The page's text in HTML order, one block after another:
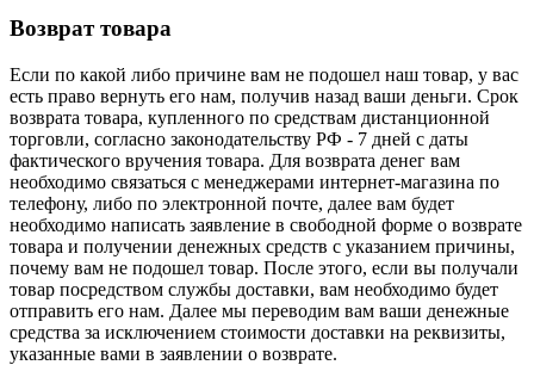
Возврат товара
Если по какой либо причине вам не подошел наш товар, у вас
есть право вернуть его нам, получив назад ваши деньги. Срок
возврата товара, купленного по средствам дистанционной
торговли, согласно законодательству РФ - 7 дней с даты
фактического вручения товара. Для возврата денег вам
необходимо связаться с менеджерами интернет-магазина по
телефону, либо по электронной почте, далее вам будет
необходимо написать заявление в свободной форме о возврате
товара и получении денежных средств с указанием причины,
почему вам не подошел товар. После этого, если вы получали
товар посредством службы доставки, вам необходимо будет
отправить его нам. Далее мы переводим вам ваши денежные
средства за исключением стоимости доставки на реквизиты,
указанные вами в заявлении о возврате.